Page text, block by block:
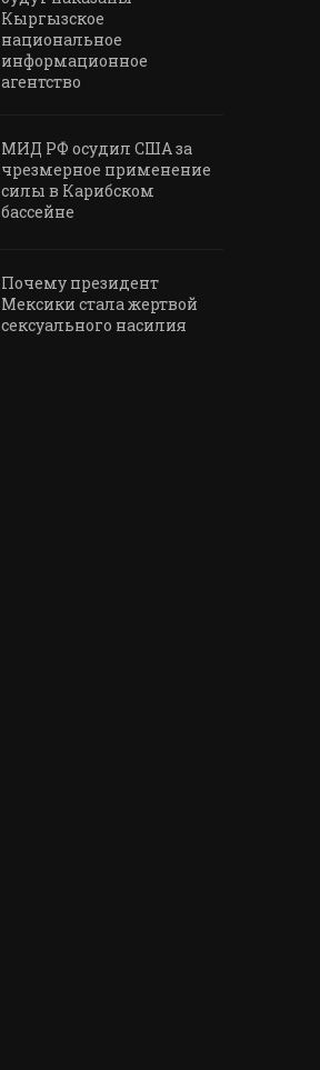
Кыргызское
национальное
информационное
агентство
МИД РФ осудил США за
чрезмерное применение
силы в Карибском
бассейне
Почему президент
Мексики стала жертвой
сексуального насилия